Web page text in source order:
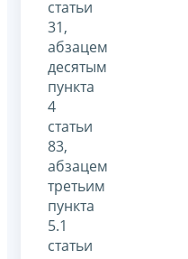
статьи
31,
абзацем
десятым
пункта
4
статьи
83,
абзацем
третьим
пункта
5.1
статьи